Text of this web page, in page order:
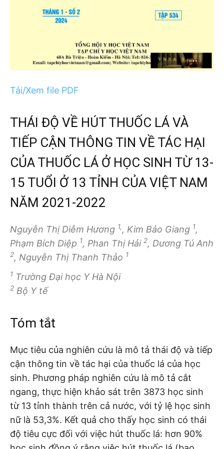
Tải/Xem file PDF
THÁI ĐỘ VỀ HÚT THUỐC LÁ VÀ
TIẾP CẬN THÔNG TIN VỀ TÁC HẠI
CỦA THUỐC LÁ Ở HỌC SINH TỪ 13-
15 TUỔI Ở 13 TỈNH CỦA VIỆT NAM
NĂM 2021-2022
Nguyễn Thị Diễm Hương 1,, Kim Bảo Giang 1,
Phạm Bích Diệp 1, Phan Thị Hải 2, Dương Tú Anh
2, Nguyễn Thị Thanh Thảo 1
1 Trường Đại học Y Hà Nội
2 Bộ Y tế
Tóm tắt
Mục tiêu của nghiên cứu là mô tả thái độ và tiếp
cận thông tin về tác hại của thuốc lá của học
sinh. Phương pháp nghiên cứu là mô tả cắt
ngang, thực hiện khảo sát trên 3873 học sinh
từ 13 tỉnh thành trên cả nước, với tỷ lệ học sinh
nữ là 53,3%. Kết quả cho thấy học sinh có thái
độ tiêu cực đối với việc hút thuốc lá: hơn 90%